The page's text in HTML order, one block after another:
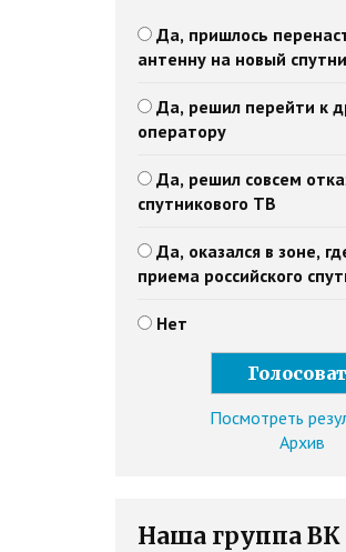
Да, пришлось
антенну на новый
Да, решил перейти к
оператору
Да, решил совсем
спутникового ТВ
Да, оказался в зоне,
приема российского
Нет
Посмотреть
Архив
Наша группа ВК